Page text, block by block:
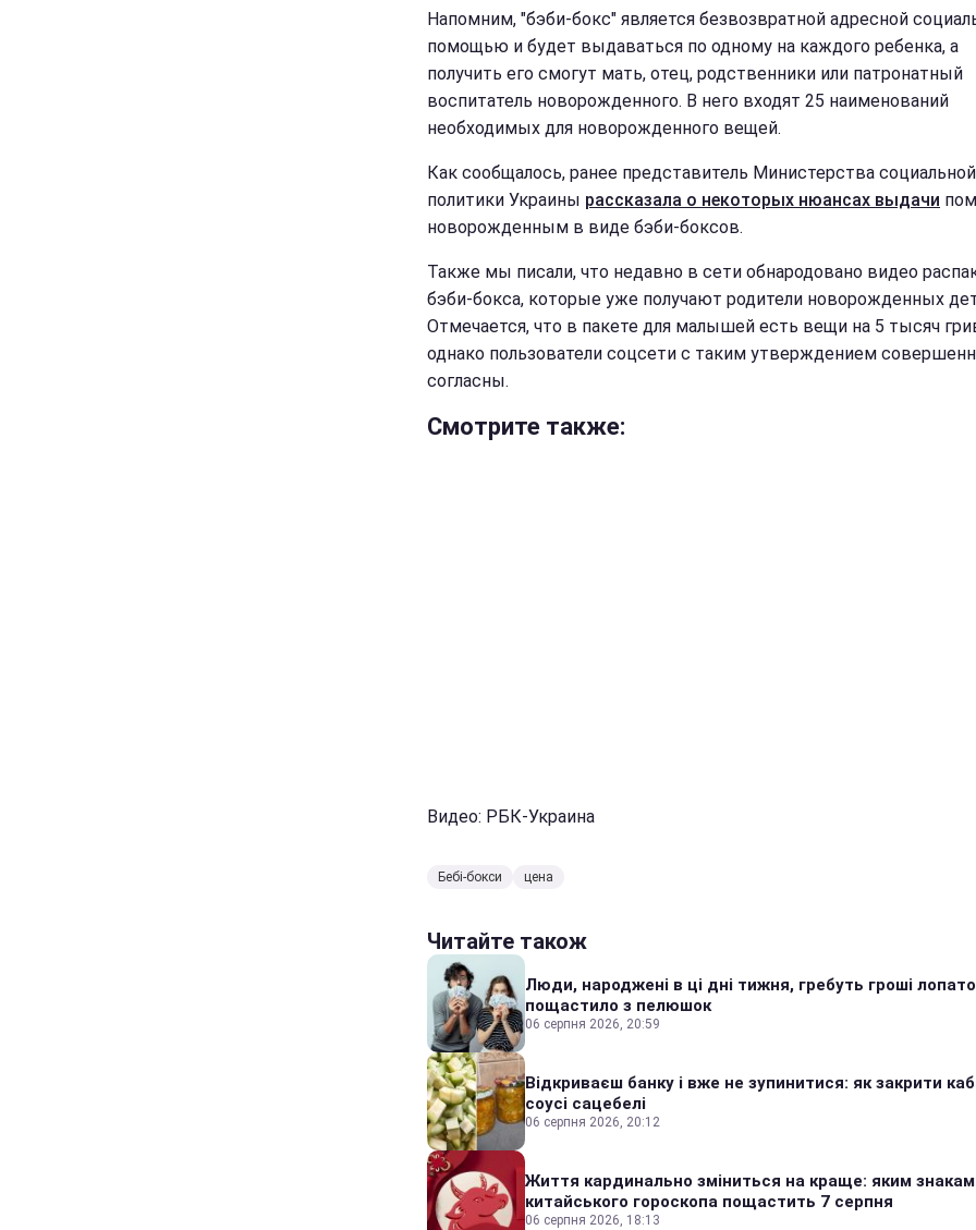
Напомним, "бэби-бокс" является безвозвратной адресной
помощью и будет выдаваться по одному на каждого ребенка, а
получить его смогут мать, отец, родственники или патронатный
воспитатель новорожденного. В него входят 25 наименований
необходимых для новорожденного вещей.
Как сообщалось, ранее представитель Министерства социальной
политики Украины рассказала о некоторых нюансах выдачи
новорожденным в виде бэби-боксов.
Также мы писали, что недавно в сети обнародовано видео
бэби-бокса, которые уже получают родители новорожденных
Отмечается, что в пакете для малышей есть вещи на 5 тысяч
однако пользователи соцсети с таким утверждением
согласны.
Смотрите также:
Видео: РБК-Украина
Бебі-бокси цена
Читайте також
Люди, народжені в ці дні тижня, гребуть гроші
пощастило з пелюшок
06 серпня 2026, 20:59
Відкриваєш банку і вже не зупинитися: як закрити
соусі сацебелі
06 серпня 2026, 20:12
Життя кардинально зміниться на краще: яким знакам
китайського гороскопа пощастить 7 серпня
06 серпня 2026, 18:13